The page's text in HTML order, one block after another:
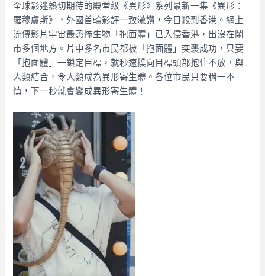
全球影迷熱切期待的殿堂級《異形》系列最新一集《異形：
羅穆盧斯》，外國首輪影評一致激讚，今日殺到香港。網上
流傳影片宇宙最恐怖生物「抱面體」已入侵香港，出沒在鬧
市多個地方。片中多名市民都被「抱面體」突襲成功，只要
「抱面體」一鎖定目標，就秒速撲向目標頭部抱住不放，與
人類結合，令人類成為異形寄生體。各位市民只要稍一不
慎，下一秒就會變成異形寄生體！